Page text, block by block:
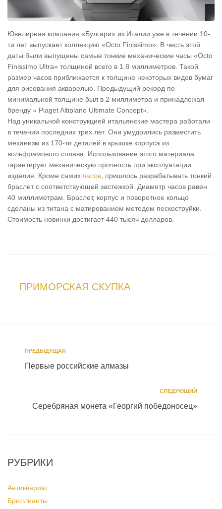
Ювелирная компания «Булгари» из Италии уже в течении 10-
ти лет выпускает коллекцию «Octo Finissimo». В честь этой
даты были выпущены самые тонкие механические часы «Octo
Finissimo Ultra» толщиной всего в 1.8 миллиметров. Такой
размер часов приближается к толщине некоторых видов бумаг
для рисования акварелью. Предыдущий рекорд по
минимальной толщине был в 2 миллиметра и принадлежал
бренду » Piaget Altiplano Ultimate Concept».
Над уникальной конструкцией итальянские мастера работали
в течении последних трех лет. Они умудрились разместить
механизм из 170-ти деталей в крышке корпуса из
вольфрамового сплава. Использование этого материала
гарантирует механическую прочность при эксплуатации
изделия. Кроме самих часов, пришлось разрабатывать тонкий
браслет с соответствующей застежкой. Диаметр часов равен
40 миллиметрам. Браслет, корпус и поворотное кольцо
сделаны из титана с матированием методом пескоструйки.
Стоимость новинки достигает 440 тысяч долларов.
ПРИМОРСКАЯ СКУПКА
ПРЕДЫДУЩАЯ
Первые российские алмазы
СЛЕДУЮЩИЙ
Серебряная монета «Георгий победоносец»
РУБРИКИ
Антиквариат
Бриллианты